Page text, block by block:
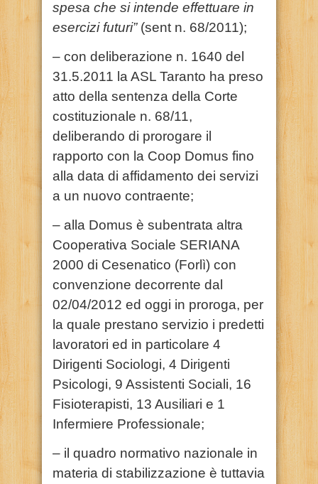
spesa che si intende effettuare in
esercizi futuri”(sent n. 68/2011);
– con deliberazione n. 1640 del
31.5.2011 la ASL Taranto ha preso
atto della sentenza della Corte
costituzionale n. 68/11,
deliberando di prorogare il
rapporto con la Coop Domus fino
alla data di affidamento dei servizi
a un nuovo contraente;
– alla Domus è subentrata altra
Cooperativa Sociale SERIANA
2000 di Cesenatico (Forlì) con
convenzione decorrente dal
02/04/2012 ed oggi in proroga, per
la quale prestano servizio i predetti
lavoratori ed in particolare 4
Dirigenti Sociologi, 4 Dirigenti
Psicologi, 9 Assistenti Sociali, 16
Fisioterapisti, 13 Ausiliari e 1
Infermiere Professionale;
– il quadro normativo nazionale in
materia di stabilizzazione è tuttavia